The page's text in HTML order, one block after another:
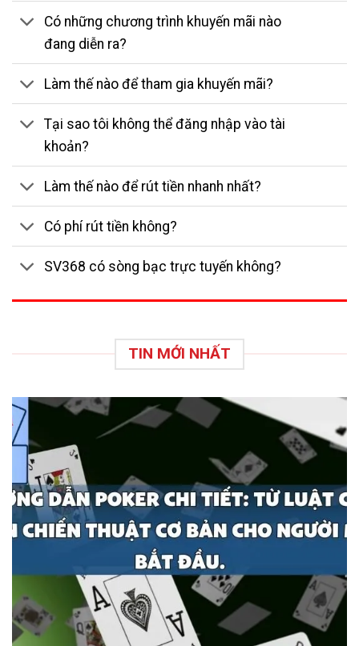
Có những chương trình khuyến mãi nào
đang diễn ra?
Làm thế nào để tham gia khuyến mãi?
Tại sao tôi không thể đăng nhập vào tài
khoản?
Làm thế nào để rút tiền nhanh nhất?
Có phí rút tiền không?
SV368 có sòng bạc trực tuyến không?
TIN MỚI NHẤT